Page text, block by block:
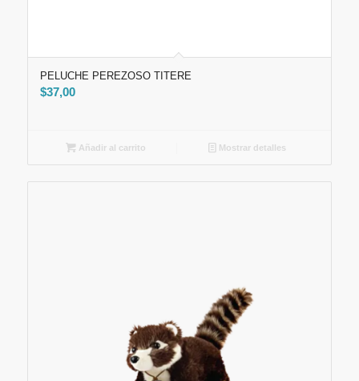
PELUCHE PEREZOSO TITERE
$37,00
Añadir al carrito Mostrar detalles